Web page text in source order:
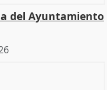
del Ayuntamiento